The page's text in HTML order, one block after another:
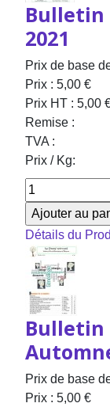
Bulletin
2021
Prix de base
Prix : 5,00 €
Prix HT : 5,00
Remise :
TVA :
Prix / Kg:
Détails du
Bulletin
Prix de base
Prix : 5,00 €